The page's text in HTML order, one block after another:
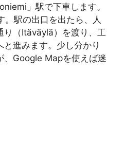
」駅で下車します。
。駅の出口を出たら、人
り（Itäväylä）を渡り、工
進みます。少し分かり
、Google Mapを使えば迷